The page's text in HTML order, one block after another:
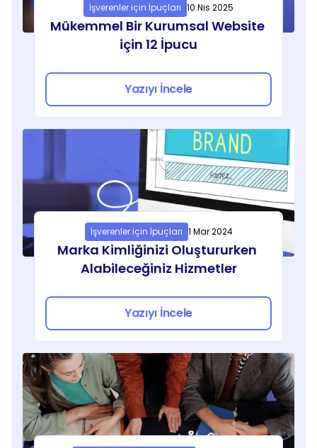
alışkanlıklarını analiz ederek markanızın
sektörel rekabette öne çıkmasını
sağlayacak bir dijital evren kurgularlar.
Freelance WordPress
Hizmetlerinde Fiyatlandırma
Nasıl Yapılır?
WordPress fiyatlandırması projenin kapsamı,
sayfa sayısı, talep edilen özel fonksiyonlar ve
tasarımın özgünlük seviyesine göre belirlenir.
Fiyatı etkileyen temel parametreler arasında
teslimat süresi, yapılacak revize sayısı,
hosting ve alan adı yönetimi gibi anahtar
kelimeler yer alır. Jobtogo platformunda
uzmanlardan doğrudan teklif alarak
bütçenize en uygun profesyonel çözümü
bulabilir ve güvenli ödeme sistemimiz
sayesinde siteniz tam istediğiniz gibi yayına
hazır hale gelene kadar bütçenizi güvence
altında tutabilirsiniz.
WordPress Yaptırmak
İstiyorum, Ne Yapmalıyım?
Dijital dünyadaki yerinizi profesyonel bir
WordPress sitesiyle almak için Jobtogo
İşverenler için İpuçları 10 Nis 2025
Mükemmel Bir Kurumsal Website
için 12 İpucu
Yazıyı İncele
İşverenler için İpuçları 1 Mar 2024
Marka Kimliğinizi Oluştururken
Alabileceğiniz Hizmetler
Yazıyı İncele